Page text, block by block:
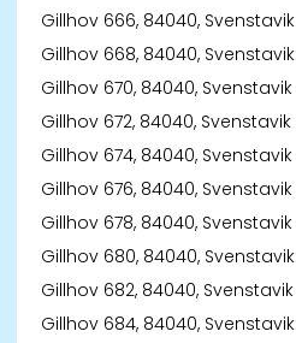
Gillhov 666, 84040, Svenstavik
Gillhov 668, 84040, Svenstavik
Gillhov 670, 84040, Svenstavik
Gillhov 672, 84040, Svenstavik
Gillhov 674, 84040, Svenstavik
Gillhov 676, 84040, Svenstavik
Gillhov 678, 84040, Svenstavik
Gillhov 680, 84040, Svenstavik
Gillhov 682, 84040, Svenstavik
Gillhov 684, 84040, Svenstavik